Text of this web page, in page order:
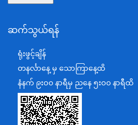
စီမံကိန်း၊ဘဏ္ဍာရေးနှင့်စက်မှုဝန်ကြီးဌ
အပြည်ပြည်ဆိုင်ရာပူးပေါင်းဆောင်ရွ
ပြန်ကြားရေးဝန်ကြီးဌာန
သာသနာရေးနှင့် ယဉ်ကျေးမှုဝန်ကြီးဌ
စိုက်ပျိုးရေး၊မွေးမြူရေးနှင့်ဆည်မြော
ဆက်သွယ်ရန်
ရုံးဖွင့်ချိန်
တနင်္လာနေ့ မှ သောကြာနေ့ထိ
နံနက် ၉းဝ၀ နာရီမှ ညနေ ၅းဝ၀ နာရီထိ